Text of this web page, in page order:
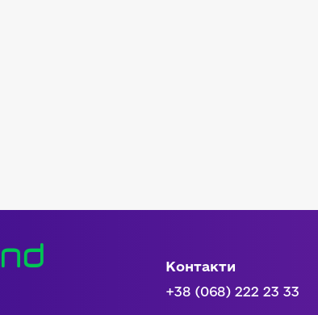
Контакти
+38 (068) 222 23 33